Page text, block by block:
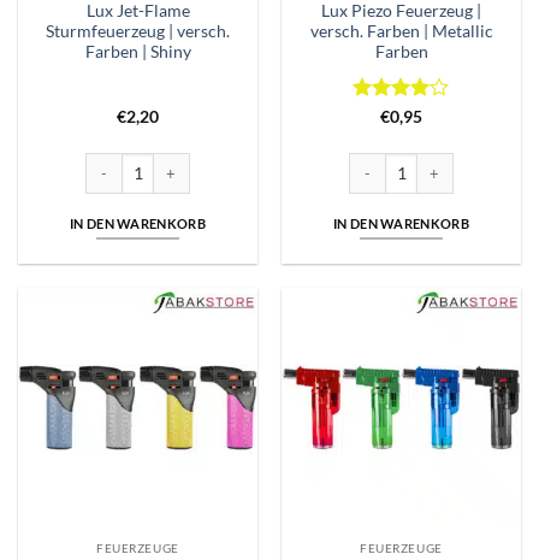
Lux Jet-Flame
Sturmfeuerzeug | versch.
Farben | Shiny
€2,20
Lux Jet-Flame Sturmfeuerzeug | versch. Farben | Shiny Menge
IN DEN WARENKORB
Lux Piezo Feuerzeug |
versch. Farben | Metallic
Farben
Bewertet
von 5
€0,95
Lux Piezo Feuerzeug |
IN DEN WARENKORB
FEUERZEUGE FEUERZEUGE